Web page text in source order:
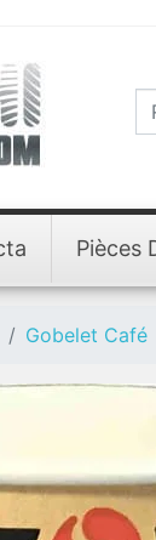
Pièces
Gobelet Café